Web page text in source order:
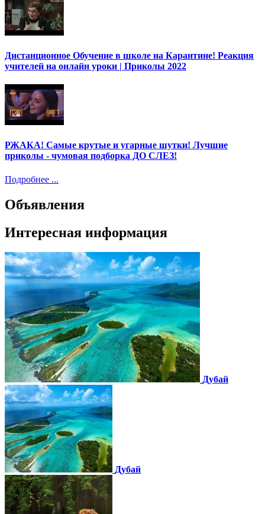
Дистанционное Обучение в школе на Карантине! Реакция
учителей на онлайн уроки | Приколы 2022
РЖАКА! Самые крутые и угарные шутки! Лучшие
приколы - чумовая подборка ДО СЛЕЗ!
Подробнее ...
Объявления
Интересная информация
Дубай
Дубай